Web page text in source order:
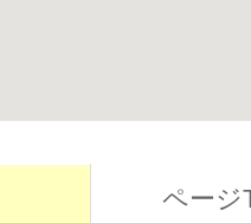
ページ